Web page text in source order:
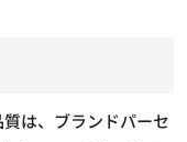
は、ブランドパーセ